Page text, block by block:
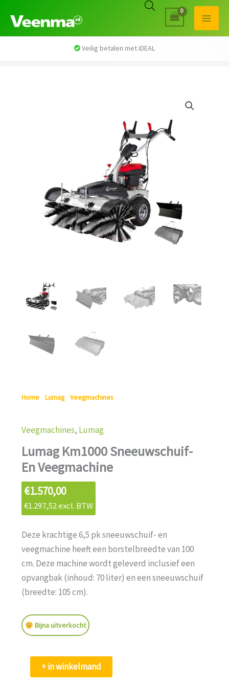
Home Lumag/ Veegmachines/ Lumag Km1000
Veegmachines, Lumag
Lumag Km1000 Sneeuwschuif-
En Veegmachine
€1.570,00
€1.297,52excl. BTW
Deze krachtige 6,5 pk sneeuwschuif- en
veegmachine heeft een borstelbreedte van 100
cm. Deze machine wordt geleverd inclusief een
opvangbak (inhoud: 70 liter) en een sneeuwschuif
(breedte: 105 cm).
U koopt eigenlijk 3 machines in 1; een
veegmachine, een vuilopvangmachine en een
een elektrostart of te wel een elektrisch
startsysteem. De KM1000 is perfect voor
Bijna uitverkocht
Lumag
Km1000
+ in winkelmand
Veilig betalen met iDEAL